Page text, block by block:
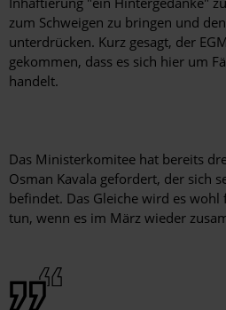
zum Schweigen zu bringen und
unterdrücken. Kurz gesagt, der
gekommen, dass es sich hier um
handelt.
Das Ministerkomitee hat bereits
Osman Kavala gefordert, der sich
befindet. Das Gleiche wird es
tun, wenn es im März wieder